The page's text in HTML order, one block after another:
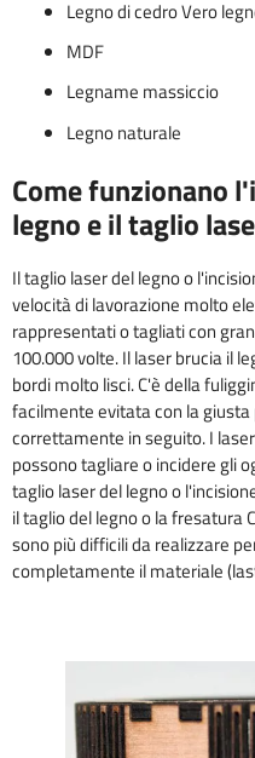
Legno di cedro Vero
MDF
Legname massiccio
Legno naturale
Come funzionano
legno e il taglio
Il taglio laser del legno o
velocità di lavorazione molto
rappresentati o tagliati con
100.000 volte. Il laser brucia il
bordi molto lisci. C'è della
facilmente evitata con la
correttamente in seguito. I
possono tagliare o incidere gli
taglio laser del legno o
il taglio del legno o la fresatura
sono più difficili da realizzare
completamente il materiale